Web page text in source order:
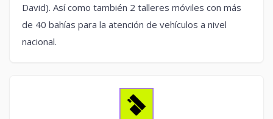
David). Así como también 2 talleres móviles con más
de 40 bahías para la atención de vehículos a nivel
nacional.